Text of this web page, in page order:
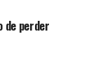
de perder